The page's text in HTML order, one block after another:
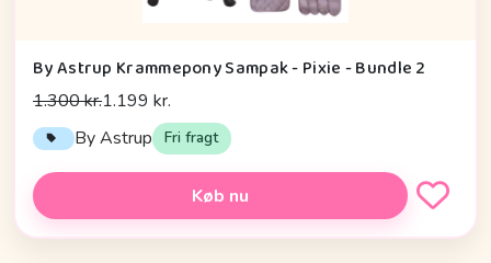
By Astrup Krammepony Sampak - Pixie - Bundle 2
1.300 kr.1.199 kr.
By Astrup Fri fragt
Køb nu